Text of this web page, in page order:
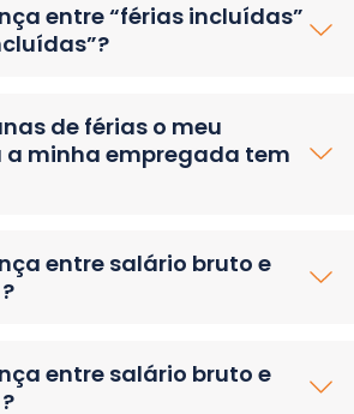
entre “férias incluídas”
de férias o meu
a minha empregada tem
entre salário bruto e
entre salário bruto e